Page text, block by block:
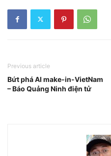
Previous article
Bứt phá AI make-in-VietNam
– Báo Quảng Ninh điện tử